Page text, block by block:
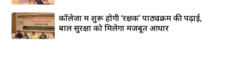
कॉलेजों में शुरू होगी ‘रक्षक’ पाठ्यक्रम की पढ़ाई,
बाल सुरक्षा को मिलेगा मजबूत आधार